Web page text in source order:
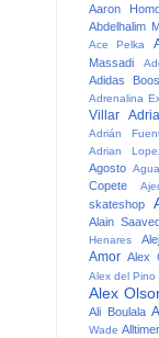
Aaron
Abdelhalim
Ace Pelka
Massadi
Adidas
Adrenalina
Villar
Adrián
Adrian
Agosto
Copete
skateshop
Alain
Henares
Amor Alex
Alex del Pino
Alex
Ali Boulala
Wade